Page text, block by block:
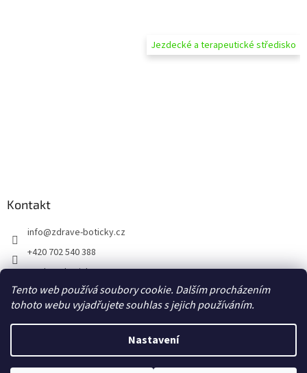
Tento web používá soubory cookie. Dalším procházením
tohoto webu vyjadřujete souhlas s jejich používáním.
Nastavení
Poštovné a balné 87,- Kč prostřednictvím Zásilkovny na výdejní místo
Z-point, DPD CZ Pick up výdejní místo za 70,- Kč, DPD Private na adresu
Jezdecké a terapeutické středisko
Kontakt
info@zdrave-boticky.cz
+420 702 540 388
@zdraveboticky
zdraveboticky
Vytvořil Shoptet